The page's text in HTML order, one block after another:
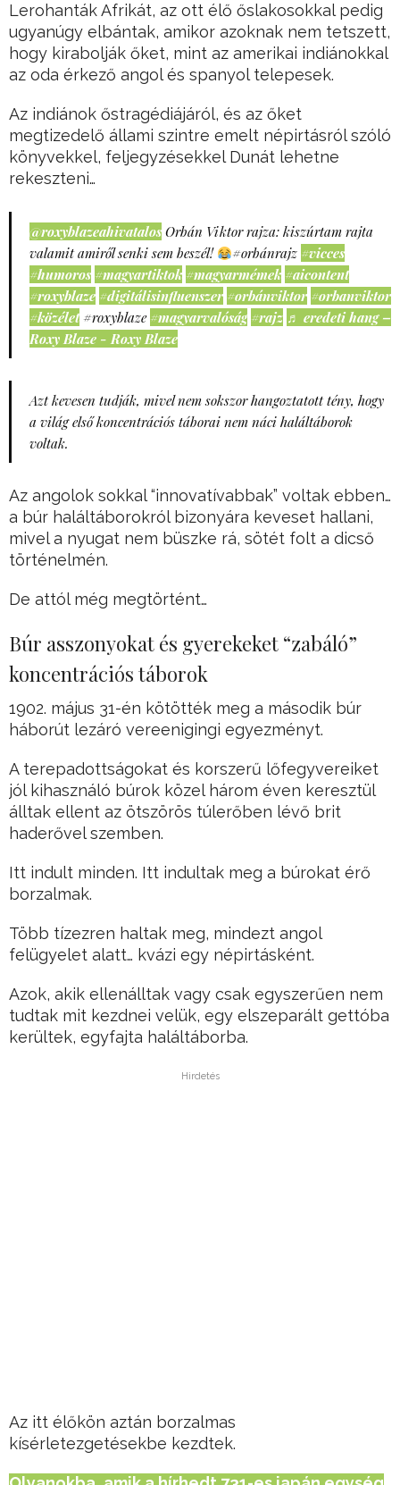
Lerohanták Afrikát, az ott élő őslakosokkal pedig
ugyanúgy elbántak, amikor azoknak nem tetszett,
hogy kirabolják őket, mint az amerikai indiánokkal
az oda érkező angol és spanyol telepesek.
Az indiánok őstragédiájáról, és az őket
megtizedelő állami szintre emelt népirtásról szóló
könyvekkel, feljegyzésekkel Dunát lehetne
rekeszteni…
@roxyblazeahivatalos Orbán Viktor rajza: kiszúrtam rajta
valamit amiről senki sem beszél!
#orbánrajz #vicces
#humoros #magyartiktok #magyarmémek #aicontent
#roxyblaze #digitálisinfluenszer #orbánviktor #orbanviktor
#közélet #roxyblaze #magyarvalóság #rajz ♬ eredeti hang –
Roxy Blaze - Roxy Blaze
Azt kevesen tudják, mivel nem sokszor hangoztatott tény, hogy
a világ első koncentrációs táborai nem náci haláltáborok
voltak.
Az angolok sokkal “innovatívabbak” voltak ebben…
a búr haláltáborokról bizonyára keveset hallani,
mivel a nyugat nem büszke rá, sötét folt a dicső
történelmén.
De attól még megtörtént…
Búr asszonyokat és gyerekeket “zabáló”
koncentrációs táborok
1902. május 31-én kötötték meg a második búr
háborút lezáró vereenigingi egyezményt.
A terepadottságokat és korszerű lőfegyvereiket
jól kihasználó búrok közel három éven keresztül
álltak ellent az ötszörös túlerőben lévő brit
haderővel szemben.
Itt indult minden. Itt indultak meg a búrokat érő
borzalmak.
Több tízezren haltak meg, mindezt angol
felügyelet alatt… kvázi egy népirtásként.
Azok, akik ellenálltak vagy csak egyszerűen nem
tudtak mit kezdnei velük, egy elszeparált gettóba
kerültek, egyfajta haláltáborba.
Hirdetés
Az itt élőkön aztán borzalmas
kísérletezgetésekbe kezdtek.